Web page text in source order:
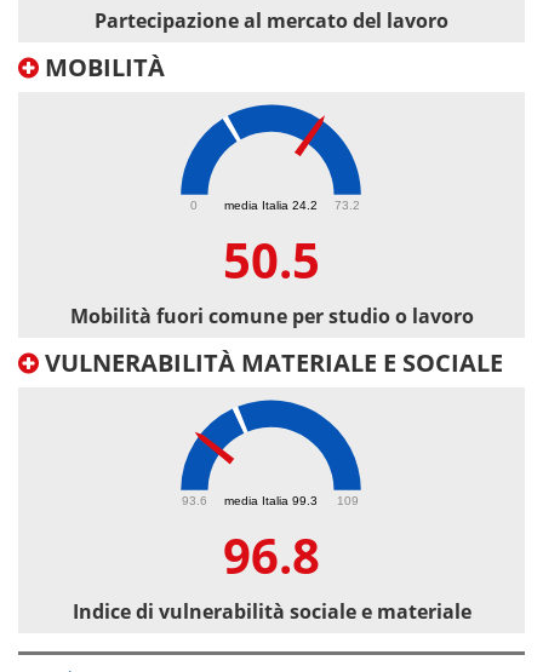
Partecipazione al mercato del lavoro
MOBILITÀ
media Italia 24.2
0 73.2
50.5
Mobilità fuori comune per studio o lavoro
VULNERABILITÀ MATERIALE E SOCIALE
media Italia 99.3
93.6 109
96.8
Indice di vulnerabilità sociale e materiale